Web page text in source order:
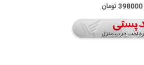
398000 تومان